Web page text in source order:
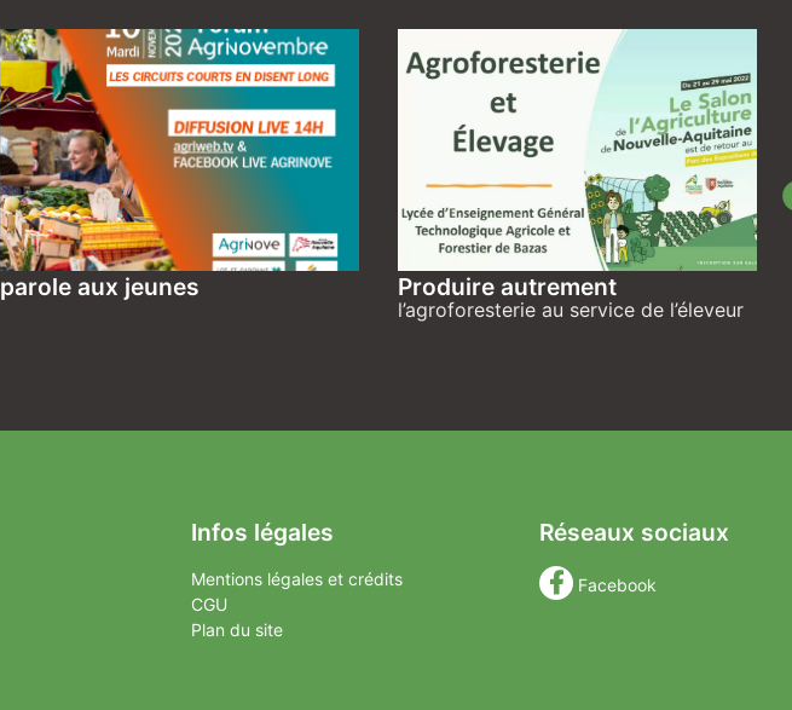
parole aux jeunes Produire autrement
l’agroforesterie au service de l’éleveur
Infos légales
Mentions légales et crédits
CGU
Plan du site
Réseaux sociaux
Facebook